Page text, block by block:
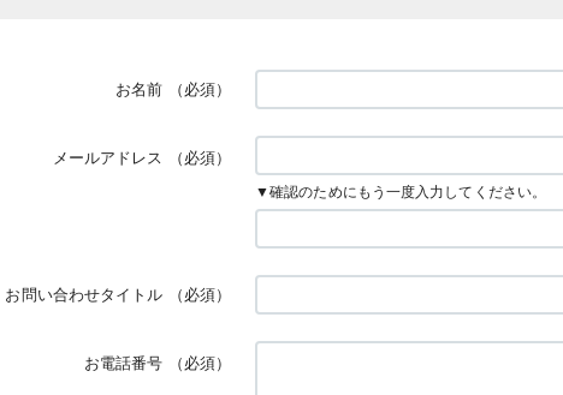
お名前 （必須）
メールアドレス （必須）
▼確認のためにもう一度入力してください。
お問い合わせタイトル （必須）
お電話番号 （必須）